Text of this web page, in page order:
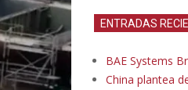
ENTRADAS
BAE Systems
China plantea